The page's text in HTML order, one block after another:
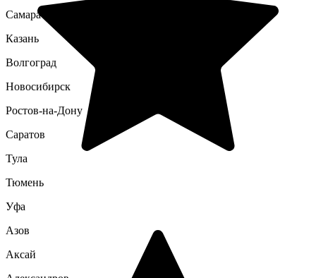
Самара
Казань
Волгоград
Новосибирск
Ростов-на-Дону
Саратов
Тула
Тюмень
Уфа
Азов
Аксай